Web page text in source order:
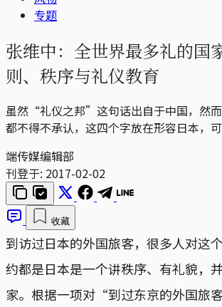
专题
张维中：全世界最多礼的国
则、秩序与礼仪教育
虽然“礼仪之邦”这句话出自于中国，然
都不得不承认，这四个字放在形容日本，可
端传媒编辑部
刊登于: 2017-02-02
收藏
到访过日本的外国旅客，很多人对这
约都是日本是一个讲秩序、有礼貌，
家。根据一项对“到过东京的外国旅